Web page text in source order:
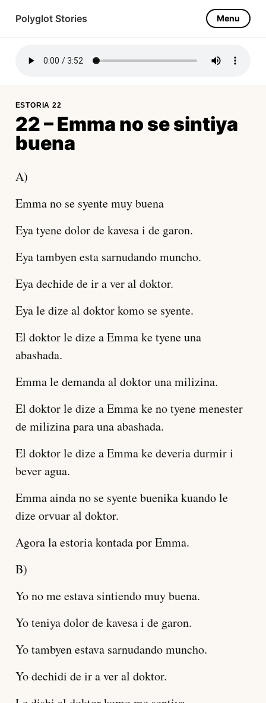
Polyglot Stories Menu
About this project
ESTORIA 22
22 – Emma no se sintiya
buena
A)
Emma no se syente muy buena
Eya tyene dolor de kavesa i de garon.
Eya tambyen esta sarnudando muncho.
Eya dechide de ir a ver al doktor.
Eya le dize al doktor komo se syente.
El doktor le dize a Emma ke tyene una
abashada.
Emma le demanda al doktor una milizina.
El doktor le dize a Emma ke no tyene menester
de milizina para una abashada.
El doktor le dize a Emma ke deveria durmir i
bever agua.
Emma ainda no se syente buenika kuando le
dize orvuar al doktor.
Agora la estoria kontada por Emma.
B)
Yo no me estava sintiendo muy buena.
Yo teniya dolor de kavesa i de garon.
Yo tambyen estava sarnudando muncho.
Yo dechidi de ir a ver al doktor.